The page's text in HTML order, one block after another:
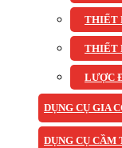
THIẾT
THIẾT
LƯỢC
DỤNG CỤ GIA
DỤNG CỤ CẦM